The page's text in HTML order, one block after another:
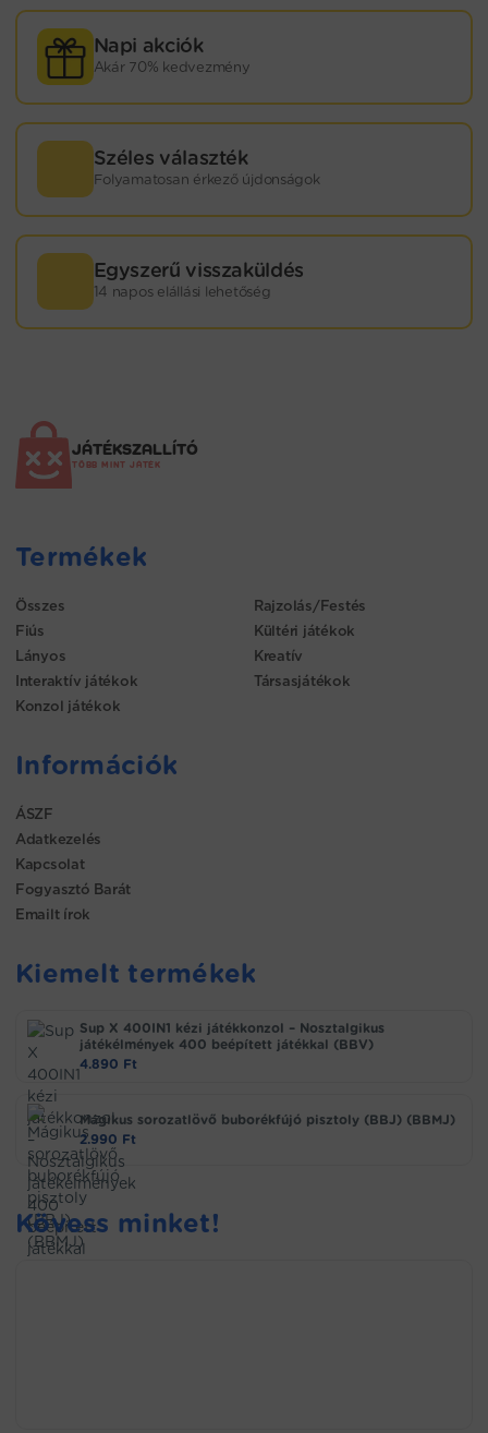
Napi akciók
Akár 70% kedvezmény
Széles választék
Folyamatosan érkező újdonságok
Egyszerű visszaküldés
14 napos elállási lehetőség
JÁTÉKSZALLÍTÓ
TÖBB MINT JÁTÉK
Termékek
Összes
Fiús
Lányos
Interaktív játékok
Konzol játékok
Rajzolás/Festés
Kültéri játékok
Kreatív
Társasjátékok
Információk
ÁSZF
Adatkezelés
Kapcsolat
Fogyasztó Barát
Emailt írok
Kiemelt termékek
Sup X 400IN1 kézi játékkonzol – Nosztalgikus
játékélmények 400 beépített játékkal (BBV)
4.890 Ft
Mágikus sorozatlövő buborékfújó pisztoly (BBJ) (BBMJ)
2.990 Ft
Kövess minket!